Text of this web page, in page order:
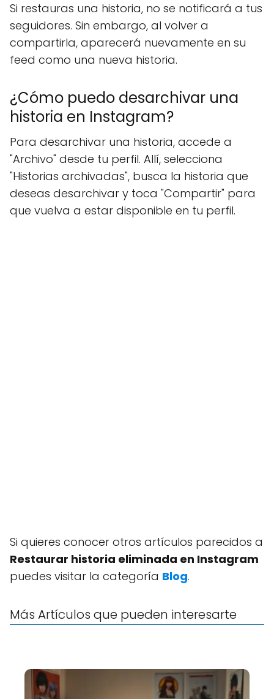
Si restauras una historia, no se notificará a tus
seguidores. Sin embargo, al volver a
compartirla, aparecerá nuevamente en su
feed como una nueva historia.
¿Cómo puedo desarchivar una
historia en Instagram?
Para desarchivar una historia, accede a
"Archivo" desde tu perfil. Allí, selecciona
"Historias archivadas", busca la historia que
deseas desarchivar y toca "Compartir" para
que vuelva a estar disponible en tu perfil.
Si quieres conocer otros artículos parecidos a
Restaurar historia eliminada en Instagram
puedes visitar la categoría Blog.
Más Artículos que pueden interesarte